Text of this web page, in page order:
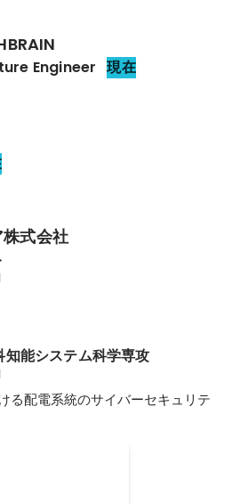
Engineer 現在
式会社
能システム科学専攻
る配電系統のサイバーセキュリテ